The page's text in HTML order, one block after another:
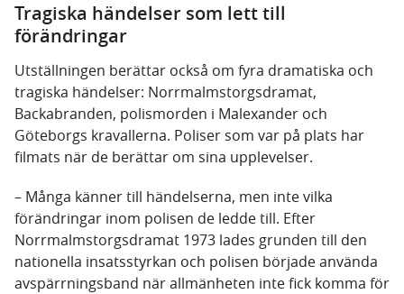
Tragiska händelser som lett till
förändringar
Utställningen berättar också om fyra dramatiska och
tragiska händelser: Norrmalmstorgsdramat,
Backabranden, polismorden i Malexander och
Göteborgs kravallerna. Poliser som var på plats har
filmats när de berättar om sina upplevelser.
– Många känner till händelserna, men inte vilka
förändringar inom polisen de ledde till. Efter
Norrmalmstorgsdramat 1973 lades grunden till den
nationella insatsstyrkan och polisen började använda
avspärrningsband när allmänheten inte fick komma för